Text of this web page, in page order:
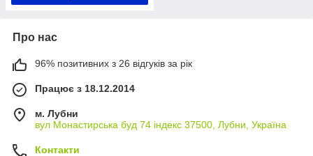
Про нас
96% позитивних з 26 відгуків за рік
Працює з 18.12.2014
м. Лубни
вул Монастирська буд 74 індекс 37500, Лубни, Україна
Контакти